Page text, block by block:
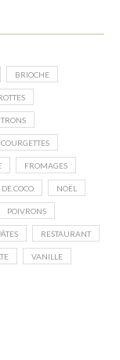
COURGETTES
FROMAGES
DE COCO
POIVRONS
RESTAURANT
VANILLE